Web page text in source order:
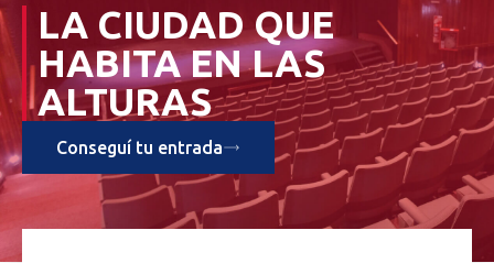
LA CIUDAD QUE
HABITA EN LAS
ALTURAS
Conseguí tu entrada